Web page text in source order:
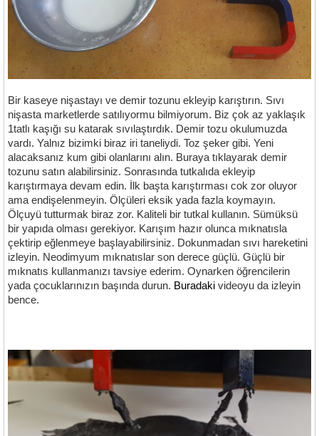
Bir kaseye nişastayı ve demir tozunu ekleyip karıştırın. Sıvı
nişasta marketlerde satılıyormu bilmiyorum. Biz çok az yaklaşık
1tatlı kaşığı su katarak sıvılaştırdık. Demir tozu okulumuzda
vardı. Yalnız bizimki biraz iri taneliydi. Toz şeker gibi. Yeni
alacaksanız kum gibi olanlarını alın. Buraya tıklayarak demir
tozunu satın alabilirsiniz. Sonrasında tutkalıda ekleyip
karıştırmaya devam edin. İlk başta karıştırması cok zor oluyor
ama endişelenmeyin. Ölçüleri eksik yada fazla koymayın.
Ölçuyü tutturmak biraz zor. Kaliteli bir tutkal kullanın. Sümüksü
bir yapıda olması gerekiyor. Karışım hazır olunca mıknatısla
çektirip eğlenmeye başlayabilirsiniz. Dokunmadan sıvı hareketini
izleyin. Neodimyum mıknatıslar son derece güçlü. Güçlü bir
mıknatıs kullanmanızı tavsiye ederim. Oynarken öğrencilerin
yada çocuklarınızın başında durun. Buradaki videoyu da izleyin
bence.